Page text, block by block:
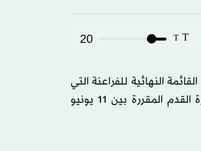
T
T
20
النهائية للفراعنة التي
تُسافر إلى الولايات المتحدة الأميركية، السبت، استعداداً للمشاركة في كأس العالم 2026 لكرة القدم المقررة بين 11 يونيو